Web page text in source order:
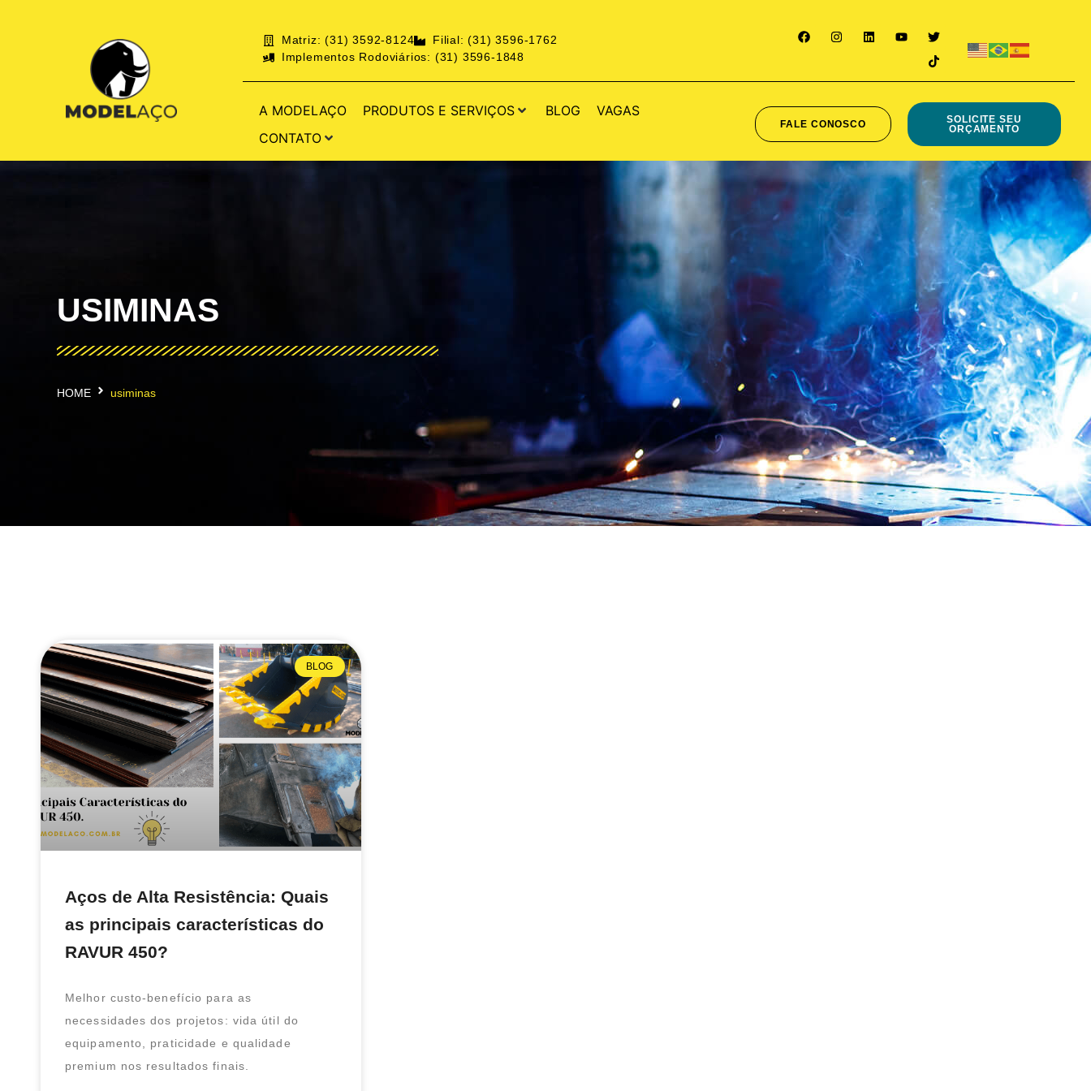
Matriz: (31) 3592-8124
Filial: (31) 3596-1762
Implementos Rodoviários: (31) 3596-1848
A MODELAÇO PRODUTOS E SERVIÇOS BLOG
VAGAS
CONTATO
FALE CONOSCO
SOLICITE SEU
ORÇAMENTO
USIMINAS
HOME usiminas
BLOG
Aços de Alta Resistência: Quais
as principais características do
RAVUR 450?
Melhor custo-benefício para as
necessidades dos projetos: vida útil do
equipamento, praticidade e qualidade
premium nos resultados finais.